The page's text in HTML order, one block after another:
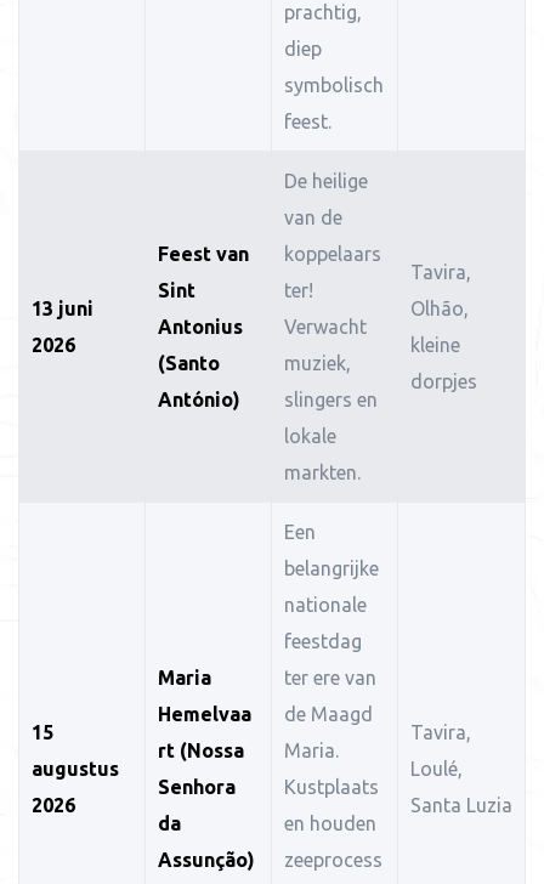
prachtig,
diep
symbolisch
feest.
13 juni
2026
Feest van
Sint
Antonius
(Santo
António)
De heilige
van de
koppelaars
ter!
Verwacht
muziek,
slingers en
lokale
markten.
Tavira,
Olhão,
kleine
dorpjes
15
augustus
2026
Maria
Hemelvaa
rt (Nossa
Senhora
da
Assunção)
Een
belangrijke
nationale
feestdag
ter ere van
de Maagd
Maria.
Kustplaats
en houden
zeeprocess
Tavira,
Loulé,
Santa Luzia